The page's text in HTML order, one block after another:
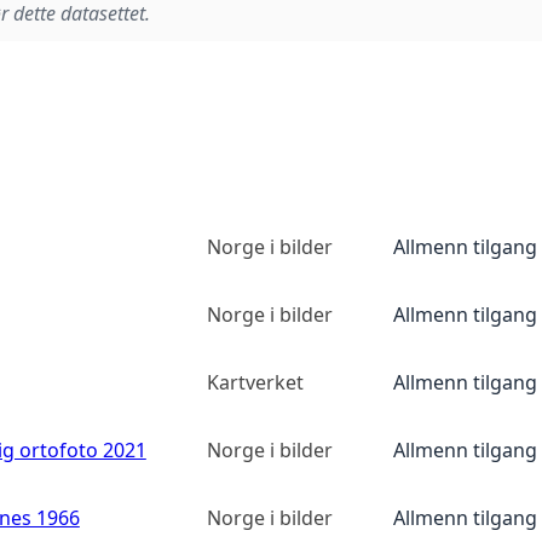
dette datasettet.
Norge i bilder Allmenn tilgang
Norge i bilder Allmenn tilgang
Kartverket Allmenn tilgang
ortofoto 2021 Norge i bilder Allmenn tilgang
1966 Norge i bilder Allmenn tilgang